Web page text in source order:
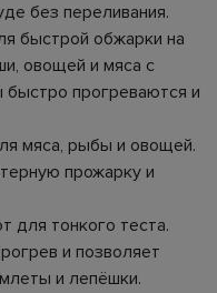
без переливания.
быстрой обжарки на
овощей и мяса с
прогреваются и
мяса, рыбы и овощей.
прожарку и
для тонкого теста.
и позволяет
и лепёшки.